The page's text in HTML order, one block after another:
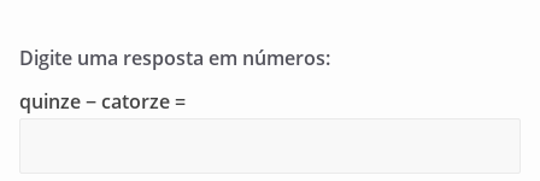
Digite uma resposta em números:
quinze − catorze =